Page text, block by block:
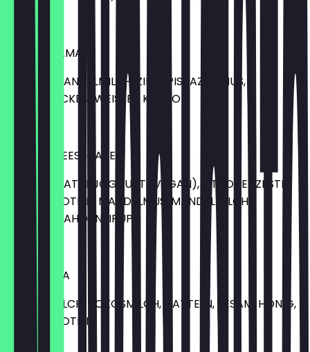
BANANARAMA
BANANE, MANDELMILCH, ZIMT, PISTAZIENMUS,
HAFERFLOCKEN, WEISSER KAKAO
LEMON CHEESECAKE
ZITRONE, NATURJOGHURT (VEGAN), ZITRONENZESTE,
VANILLEPROTEIN, MANDELMUS, MANDELMILCH,
KURKUMA, AHORNSIRUP
CLEOPATRA
MANDELMILCH, KOKOSMILCH, DATTELN, SESAM, HONIG,
VANILLEPROTEIN